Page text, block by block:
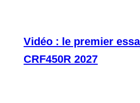
Vidéo : le premier
CRF450R 2027